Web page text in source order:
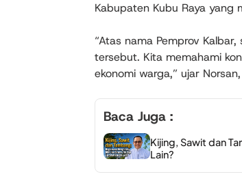
Kabupaten Kubu Raya yang
“Atas nama Pemprov
tersebut. Kita memahami
ekonomi warga,” ujar
Baca Juga :
Kijing, Sawit dan
Lain?